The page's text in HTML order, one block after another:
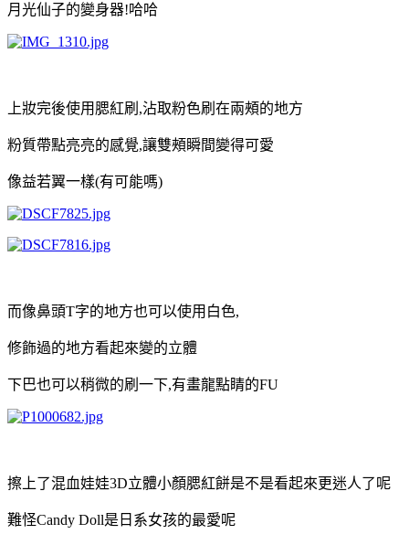
月光仙子的變身器!哈哈
上妝完後使用腮紅刷,沾取粉色刷在兩頰的地方
粉質帶點亮亮的感覺,讓雙頰瞬間變得可愛
像益若翼一樣(有可能嗎)
而像鼻頭T字的地方也可以使用白色,
修飾過的地方看起來變的立體
下巴也可以稍微的刷一下,有畫龍點睛的FU
擦上了混血娃娃3D立體小顏腮紅餅是不是看起來更迷人了呢
難怪Candy Doll是日系女孩的最愛呢